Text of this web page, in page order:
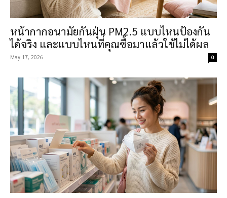
หน้ากากอนามัยกันฝุ่น PM2.5 แบบไหนป้องกัน
ได้จริง และแบบไหนที่คุณซื้อมาแล้วใช้ไม่ได้ผล
May 17, 2026 0